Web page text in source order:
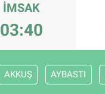
İMSAK
03:40
AKKUŞ AYBASTI